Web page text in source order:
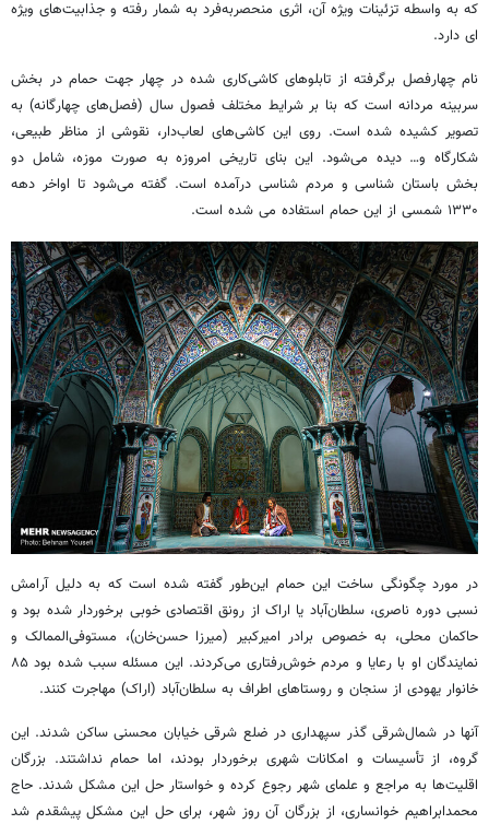
که به واسطه تزئینات ویژه‌ آن، اثری منحصربه‌فرد به شمار رفته و جذابیت‌های ویژه
ای دارد.
نام چهارفصل برگرفته از تابلوهای کاشی‌کاری شده در چهار جهت حمام در بخش
سربینه مردانه است که بنا بر شرایط مختلف فصول سال (فصل‌های چهارگانه) به
تصویر کشیده شده است. روی این کاشی‌های لعاب‌دار، نقوشی از مناظر طبیعی،
شکارگاه و… دیده می‌شود. این بنای تاریخی امروزه به صورت موزه، شامل دو
بخش باستان شناسی و مردم شناسی درآمده است. گفته می‌شود تا اواخر دهه
۱۳۳۰ شمسی از این حمام استفاده می شده است.
در مورد چگونگی ساخت این حمام این‌طور گفته شده است که به دلیل آرامش
نسبی دوره ناصری، سلطان‌آباد یا اراک از رونق اقتصادی خوبی برخوردار شده بود و
حاکمان محلی، به خصوص برادر امیرکبیر (میرزا حسن‌خان)، مستوفی‌الممالک و
نمایندگان او با رعایا و مردم خوش‌رفتاری می‌کردند. این مسئله سبب شده بود ۸۵
خانوار یهودی از سنجان و روستاهای اطراف به سلطان‌آباد (اراک) مهاجرت کنند.
آنها در شمال‌شرقی گذر سپهداری در ضلع شرقی خیابان محسنی ساکن شدند. این
گروه، از تأسیسات و امکانات شهری برخوردار بودند، اما حمام نداشتند. بزرگان
اقلیت‌ها به مراجع و علمای شهر رجوع کرده و خواستار حل این مشکل شدند. حاج
محمدابراهیم خوانساری، از بزرگان آن روز شهر، برای حل این مشکل پیشقدم شد